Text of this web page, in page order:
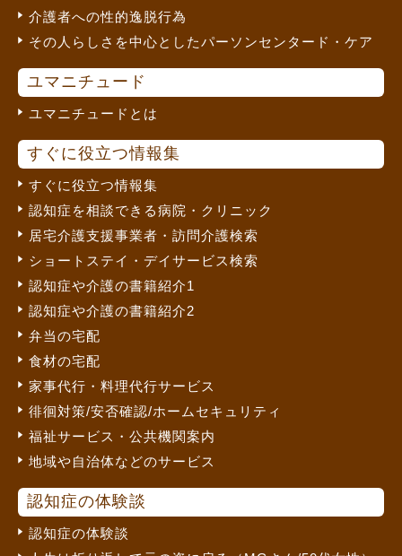
介護者への性的逸脱行為
その人らしさを中心としたパーソンセンタード・ケア
ユマニチュード
ユマニチュードとは
すぐに役立つ情報集
すぐに役立つ情報集
認知症を相談できる病院・クリニック
居宅介護支援事業者・訪問介護検索
ショートステイ・デイサービス検索
認知症や介護の書籍紹介1
認知症や介護の書籍紹介2
弁当の宅配
食材の宅配
家事代行・料理代行サービス
徘徊対策/安否確認/ホームセキュリティ
福祉サービス・公共機関案内
地域や自治体などのサービス
認知症の体験談
認知症の体験談